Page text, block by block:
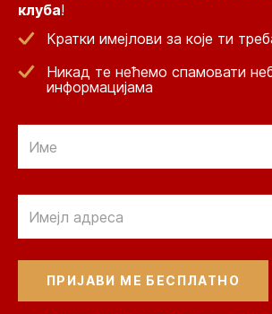
клуба!
Кратки имејлови за које ти
Никад те нећемо спамовати
информацијама